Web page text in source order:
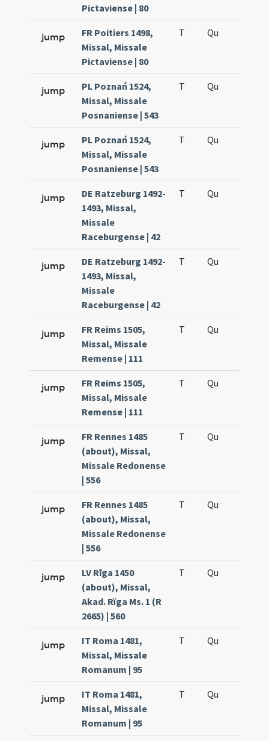
Pictaviense | 80
jump
FR Poitiers 1498,
Missal, Missale
Pictaviense | 80
T Qu
jump
PL Poznań 1524,
Missal, Missale
Posnaniense | 543
T Qu
jump
PL Poznań 1524,
Missal, Missale
Posnaniense | 543
T Qu
jump
DE Ratzeburg 1492-
1493, Missal,
Missale
Raceburgense | 42
T Qu
jump
DE Ratzeburg 1492-
1493, Missal,
Missale
Raceburgense | 42
T Qu
jump
FR Reims 1505,
Missal, Missale
Remense | 111
T Qu
jump
FR Reims 1505,
Missal, Missale
Remense | 111
T Qu
jump
FR Rennes 1485
(about), Missal,
Missale Redonense
| 556
T Qu
jump
FR Rennes 1485
(about), Missal,
Missale Redonense
| 556
T Qu
jump
LV Rīga 1450
(about), Missal,
Akad. Rïga Ms. 1 (R
2665) | 560
T Qu
jump
IT Roma 1481,
Missal, Missale
Romanum | 95
T Qu
jump
IT Roma 1481,
Missal, Missale
Romanum | 95
T Qu